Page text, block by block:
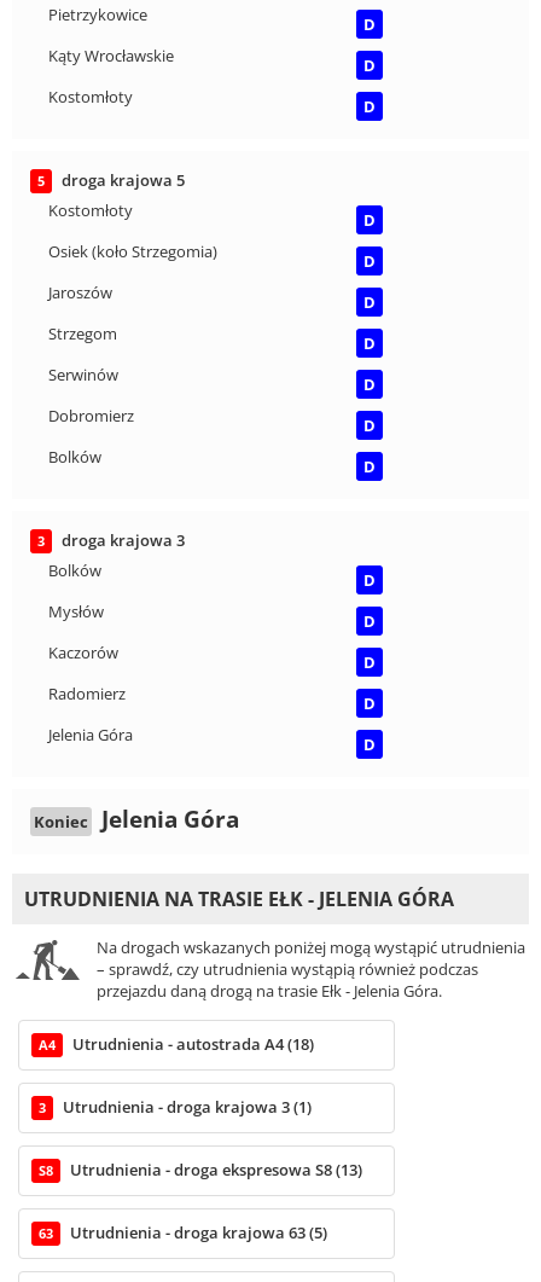
Pietrzykowice
D
Kąty Wrocławskie
D
Kostomłoty
D
5
droga krajowa 5
Kostomłoty
D
Osiek (koło Strzegomia)
D
Jaroszów
D
Strzegom
D
Serwinów
D
Dobromierz
D
Bolków
D
3
droga krajowa 3
Bolków
D
Mysłów
D
Kaczorów
D
Radomierz
D
Jelenia Góra
D
Koniec Jelenia Góra
UTRUDNIENIA NA TRASIE EŁK - JELENIA GÓRA
Na drogach wskazanych poniżej mogą wystąpić utrudnienia
– sprawdź, czy utrudnienia wystąpią również podczas
przejazdu daną drogą na trasie Ełk - Jelenia Góra.
A4 Utrudnienia - autostrada A4 (18)
3 Utrudnienia - droga krajowa 3 (1)
S8 Utrudnienia - droga ekspresowa S8 (13)
63 Utrudnienia - droga krajowa 63 (5)